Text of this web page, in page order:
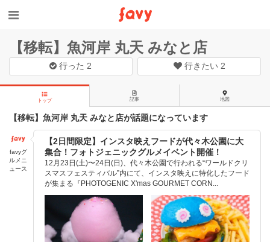
【移転】魚河岸 丸天 みなと店
行った 2 行きたい 2
トップ 記事 地図
【移転】魚河岸 丸天 みなと店が話題になっています
favyグ
ルメニ
ュース
【2日間限定】インスタ映えフードが代々木公園に大
集合！フォトジェニックグルメイベント開催！
12月23日(土)〜24日(日)、代々木公園で行われる“ワールドクリ
スマスフェスティバル”内にて、インスタ映えに特化したフード
が集まる『PHOTOGENIC X'mas GOURMET CORN...